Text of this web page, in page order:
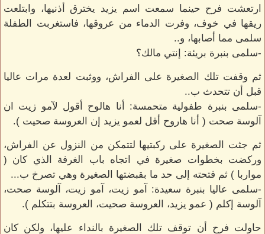
ارتعشت فرح حينما سمعت اسم يزيد يخترق أذنيها، وابتلعت
ريقها في خوف، وفرت الدماء من عروقها، فاستغربت الطفلة
سلمى مما أصابها، و..
-سلمى بنبرة بريئة: إنتي مالك؟
ثم وقفت تلك الصغيرة على الفراش، ووثبت لعدة مرات عاليا
قبل أن تتحدث ب..
-سلمى بنبرة طفولية متحمسة: أنا هالوح أقول لآمو زيت ان
آلوسة صحت ( أنا هاروح أقل لعمو يزيد إن العروسة صحيت ).
ثم جثت الصغيرة على ركبتيها لتتمكن من النزول عن الفراش،
وركضت بخطوات صغيرة في اتجاه باب الغرفة الذي كان (
مواربا ) ثم فتحته إلى حد ما بقبضتها الصغيرة وهي تصرخ ب...
-سلمى عاليا بنبرة سعيدة: آمو زيت، آمو زيت، آلوسة صحت،
آلوسة إكلم ( عمو يزيد، العروسة صحيت، العروسة بتتكلم ).
حاولت فرح أن توقف تلك الصغيرة بالنداء عليها، ولكن كان